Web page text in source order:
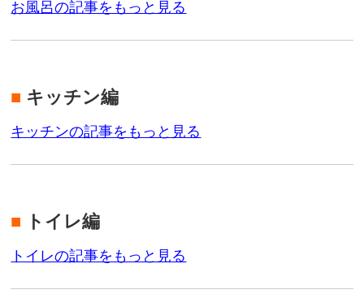
お風呂の記事をもっと見る
■ キッチン編
キッチンの記事をもっと見る
■ トイレ編
トイレの記事をもっと見る